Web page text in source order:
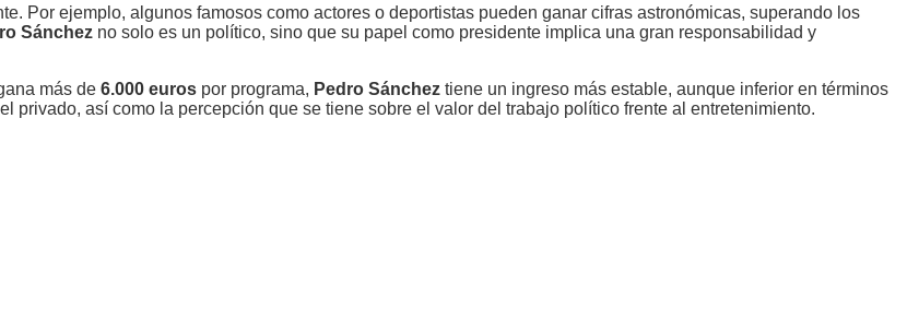
Por ejemplo, algunos famosos como actores o deportistas pueden ganar cifras astronómicas, superando los
Sánchez no solo es un político, sino que su papel como presidente implica una gran responsabilidad y
más de 6.000 euros por programa, Pedro Sánchez tiene un ingreso más estable, aunque inferior en términos
privado, así como la percepción que se tiene sobre el valor del trabajo político frente al entretenimiento.